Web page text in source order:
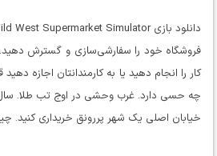
فروشگاه خود را سفارشی‌سازی و گسترش دهید.
کار را انجام دهید یا به کارمندانتان اجازه
خیابان اصلی یک شهر پررونق خریداری کنید.